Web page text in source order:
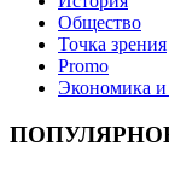
Общество
Точка зрения
Promo
Экономика